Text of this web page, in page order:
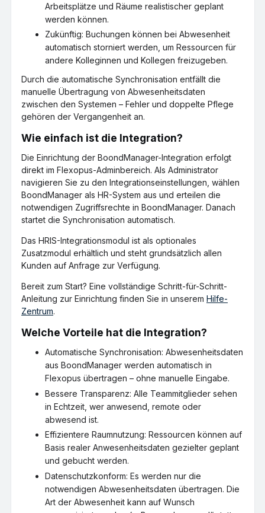
Arbeitsplätze und Räume realistischer geplant
werden können.
Zukünftig: Buchungen können bei Abwesenheit
automatisch storniert werden, um Ressourcen für
andere Kolleginnen und Kollegen freizugeben.
Durch die automatische Synchronisation entfällt die
manuelle Übertragung von Abwesenheitsdaten
zwischen den Systemen – Fehler und doppelte Pflege
gehören der Vergangenheit an.
Wie einfach ist die Integration?
Die Einrichtung der BoondManager-Integration erfolgt
direkt im Flexopus-Adminbereich. Als Administrator
navigieren Sie zu den Integrationseinstellungen, wählen
BoondManager als HR-System aus und erteilen die
notwendigen Zugriffsrechte in BoondManager. Danach
startet die Synchronisation automatisch.
Das HRIS-Integrationsmodul ist als optionales
Zusatzmodul erhältlich und steht grundsätzlich allen
Kunden auf Anfrage zur Verfügung.
Bereit zum Start? Eine vollständige Schritt-für-Schritt-
Anleitung zur Einrichtung finden Sie in unserem Hilfe-
Zentrum.
Welche Vorteile hat die Integration?
Automatische Synchronisation: Abwesenheitsdaten
aus BoondManager werden automatisch in
Flexopus übertragen – ohne manuelle Eingabe.
Bessere Transparenz: Alle Teammitglieder sehen
in Echtzeit, wer anwesend, remote oder
abwesend ist.
Effizientere Raumnutzung: Ressourcen können auf
Basis realer Anwesenheitsdaten gezielter geplant
und gebucht werden.
Datenschutzkonform: Es werden nur die
notwendigen Abwesenheitsdaten übertragen. Die
Art der Abwesenheit kann auf Wunsch